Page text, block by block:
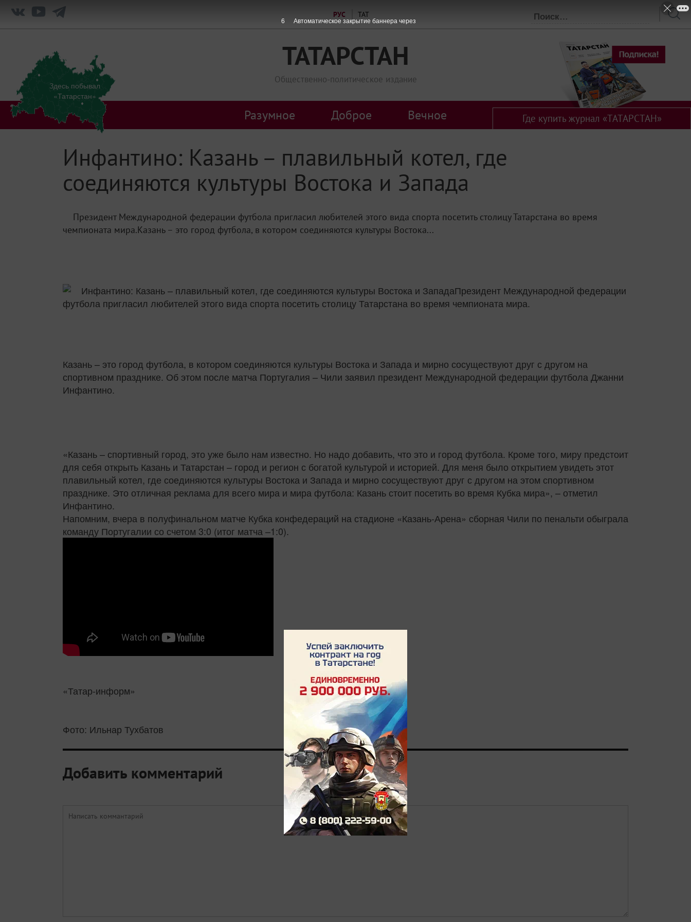
РУС ТАТ
ТАТАРСТАН
Общественно-политическое издание
Здесь побывал
«Татарстан»
Разумное Доброе Вечное Где купить журнал «ТАТАРСТАН»
Инфантино: Казань – плавильный котел, где
соединяются культуры Востока и Запада
Президент Международной федерации футбола пригласил любителей этого вида спорта посетить столицу Татарстана во время
чемпионата мира.Казань – это город футбола, в котором соединяются культуры Востока...
Президент Международной федерации
футбола пригласил любителей этого вида спорта посетить столицу Татарстана во время чемпионата мира.
Казань – это город футбола, в котором соединяются культуры Востока и Запада и мирно сосуществуют друг с другом на
спортивном празднике. Об этом после матча Португалия – Чили заявил президент Международной федерации футбола Джанни
Инфантино.
«Казань – спортивный город, это уже было нам известно. Но надо добавить, что это и город футбола. Кроме того, миру предстоит
для себя открыть Казань и Татарстан – город и регион с богатой культурой и историей. Для меня было открытием увидеть этот
плавильный котел, где соединяются культуры Востока и Запада и мирно сосуществуют друг с другом на этом спортивном
празднике. Это отличная реклама для всего мира и мира футбола: Казань стоит посетить во время Кубка мира», – отметил
Инфантино.
Напомним, вчера в полуфинальном матче Кубка конфедераций на стадионе «Казань-Арена» сборная Чили по пенальти обыграла
команду Португалии со счетом 3:0 (итог матча –1:0).
«Татар-информ»
Фото: Ильнар Тухбатов
Добавить комментарий
5 Автоматическое закрытие баннера через